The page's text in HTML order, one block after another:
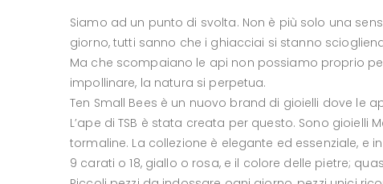
Siamo ad un punto di svolta. Non è più solo una
giorno, tutti sanno che i ghiacciai si stanno
Ma che scompaiano le api non possiamo proprio
impollinare, la natura si perpetua.
Ten Small Bees è un nuovo brand di gioielli dove le
L’ape di TSB è stata creata per questo. Sono
tormaline. La collezione è elegante ed essenziale,
9 carati o 18, giallo o rosa, e il colore delle pietre;